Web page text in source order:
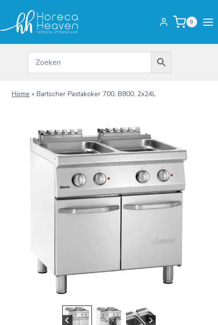
inhoud
0
Home » Bartscher Pastakoker 700, B800, 2x24L